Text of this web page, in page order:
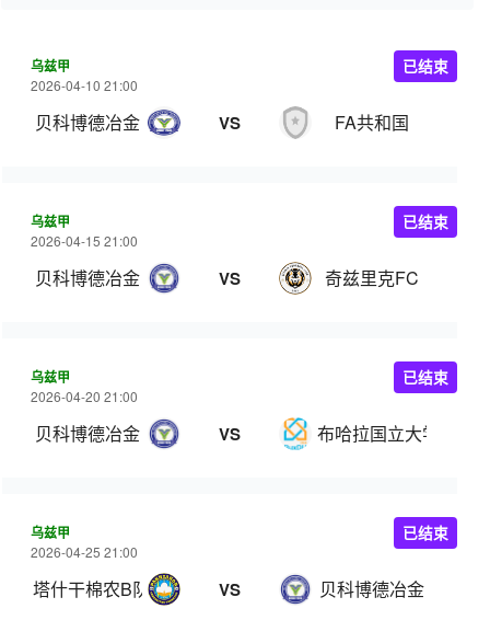
乌兹甲
2026-04-10 21:00
贝科博德冶金 VS FA共和国
已结束
乌兹甲
2026-04-15 21:00
贝科博德冶金 VS 奇兹里克FC
已结束
乌兹甲
2026-04-20 21:00
贝科博德冶金 VS 布哈拉国立大学
已结束
乌兹甲
2026-04-25 21:00
塔什干棉农B队 VS 贝科博德冶金
已结束